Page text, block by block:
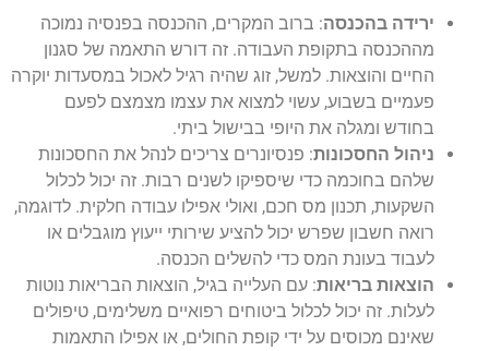
ירידה בהכנסה: ברוב המקרים, ההכנסה בפנסיה נמוכה
מההכנסה בתקופת העבודה. זה דורש התאמה של סגנון
החיים והוצאות. למשל, זוג שהיה רגיל לאכול במסעדות יוקרה
פעמיים בשבוע, עשוי למצוא את עצמו מצמצם לפעם
בחודש ומגלה את היופי בבישול ביתי.
ניהול החסכונות: פנסיונרים צריכים לנהל את החסכונות
שלהם בחוכמה כדי שיספיקו לשנים רבות. זה יכול לכלול
השקעות, תכנון מס חכם, ואולי אפילו עבודה חלקית. לדוגמה,
רואה חשבון שפרש יכול להציע שירותי ייעוץ מוגבלים או
לעבוד בעונת המס כדי להשלים הכנסה.
הוצאות בריאות: עם העלייה בגיל, הוצאות הבריאות נוטות
לעלות. זה יכול לכלול ביטוחים רפואיים משלימים, טיפולים
שאינם מכוסים על ידי קופת החולים, או אפילו התאמות